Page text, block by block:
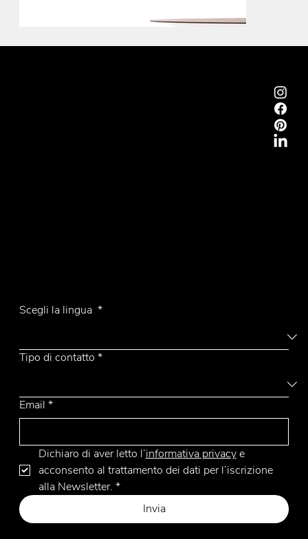
Scegli la lingua *
Tipo di contatto *
Email *
Dichiaro di aver letto l’informativa privacy e
acconsento al trattamento dei dati per l’iscrizione
alla Newsletter. *
Invia